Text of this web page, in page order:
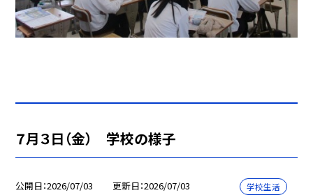
７月３日（金） 学校の様子
公開日 2026/07/03 更新日 2026/07/03 学校生活